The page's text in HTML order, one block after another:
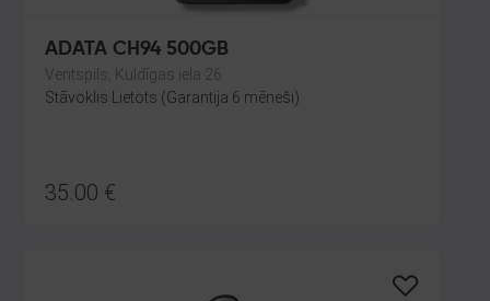
ADATA CH94 500GB
Ventspils, Kuldīgas iela 26
Stāvoklis Lietots (Garantija 6 mēneši)
35.00 €